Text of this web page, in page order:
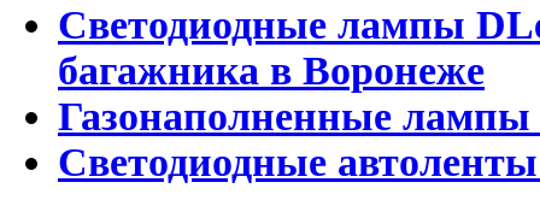
Светодиодные лампы
багажника в Воронеже
Газонаполненные
Светодиодные